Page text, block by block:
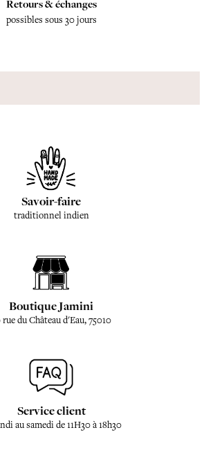
Retours & échanges
possibles sous 30 jours
Savoir-faire
traditionnel indien
Boutique Jamini
rue du Château d'Eau, 75010
Service client
au samedi de 11H30 à 18h30